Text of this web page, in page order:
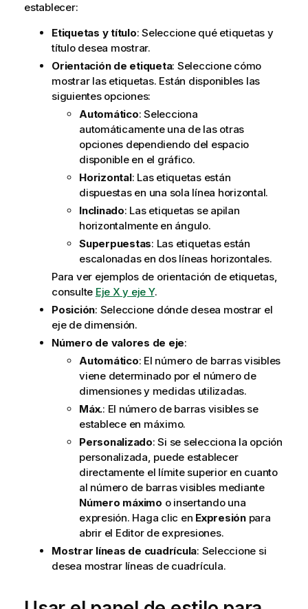
establecer:
Etiquetas y título: Seleccione qué etiquetas y
título desea mostrar.
Orientación de etiqueta: Seleccione cómo
mostrar las etiquetas. Están disponibles las
siguientes opciones:
Automático: Selecciona
automáticamente una de las otras
opciones dependiendo del espacio
disponible en el gráfico.
Horizontal: Las etiquetas están
dispuestas en una sola línea horizontal.
Inclinado: Las etiquetas se apilan
horizontalmente en ángulo.
Superpuestas: Las etiquetas están
escalonadas en dos líneas horizontales.
Para ver ejemplos de orientación de etiquetas,
consulte Eje X y eje Y.
Posición: Seleccione dónde desea mostrar el
eje de dimensión.
Número de valores de eje:
Automático: El número de barras visibles
viene determinado por el número de
dimensiones y medidas utilizadas.
Máx.: El número de barras visibles se
establece en máximo.
Personalizado: Si se selecciona la opción
personalizada, puede establecer
directamente el límite superior en cuanto
al número de barras visibles mediante
Número máximo o insertando una
expresión. Haga clic en Expresiónpara
abrir el Editor de expresiones.
Mostrar líneas de cuadrícula: Seleccione si
desea mostrar líneas de cuadrícula.